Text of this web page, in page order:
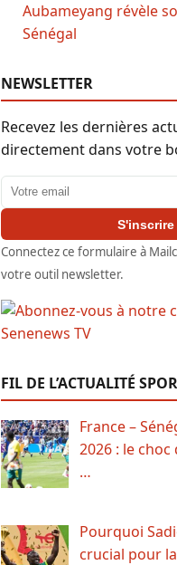
Aubameyang révèle
Sénégal
NEWSLETTER
Recevez les dernières
directement dans votre
Adresse email
S'inscrire
Connectez ce formulaire à
votre outil newsletter.
FIL DE L’ACTUALITÉ
France –
2026 : le choc
…
Pourquoi
crucial pour